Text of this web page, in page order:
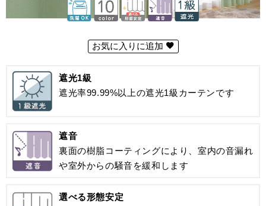
お気に入りに追加
遮光1級
遮光率99.99%以上の遮光1級カーテンです
遮音
裏面の樹脂コーティングにより、室内の音漏れ
や室外からの騒音を緩和します
選べる形態安定